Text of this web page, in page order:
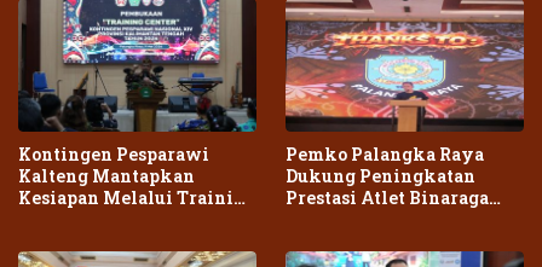
Kontingen Pesparawi
Kalteng Mantapkan
Kesiapan Melalui Training
Pemko Palangka Raya
Dukung Peningkatan
Prestasi Atlet Binaraga